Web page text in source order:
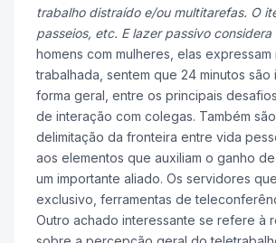
trabalho distraído e/ou multitarefas. O
passeios, etc. E lazer passivo
homens com mulheres, elas
trabalhada, sentem que 24 minutos
forma geral, entre os principais
de interação com colegas. Também
delimitação da fronteira entre vida
aos elementos que auxiliam o ganho
um importante aliado. Os servidores
exclusivo, ferramentas de
Outro achado interessante se refere à